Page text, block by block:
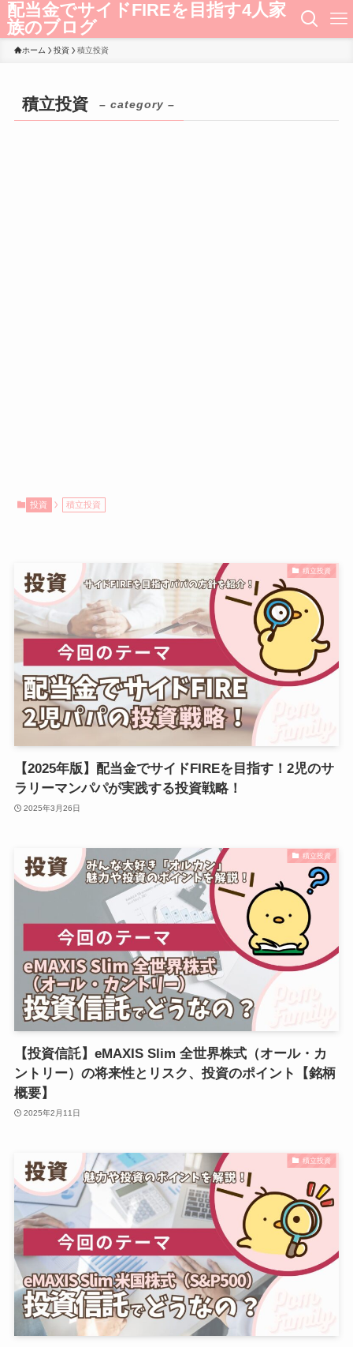
配当金でサイドFIREを目指す4人家
族のブログ
ホーム 投資 積立投資
積立投資 – category –
投資 積立投資
積立投資
【2025年版】配当金でサイドFIREを目指す！2児のサ
ラリーマンパパが実践する投資戦略！
2025年3月26日
積立投資
【投資信託】eMAXIS Slim 全世界株式（オール・カ
ントリー）の将来性とリスク、投資のポイント【銘柄
概要】
2025年2月11日
積立投資